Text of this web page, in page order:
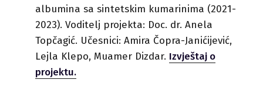
albumina sa sintetskim kumarinima (2021-
2023). Voditelj projekta: Doc. dr. Anela
Topčagić. Učesnici: Amira Čopra-Janićijević,
Lejla Klepo, Muamer Dizdar. Izvještaj o
projektu.